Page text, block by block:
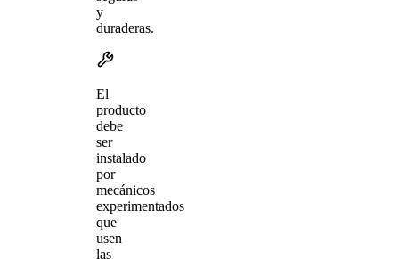
y
duraderas.
El
producto
debe
ser
instalado
por
mecánicos
experimentados
que
usen
las